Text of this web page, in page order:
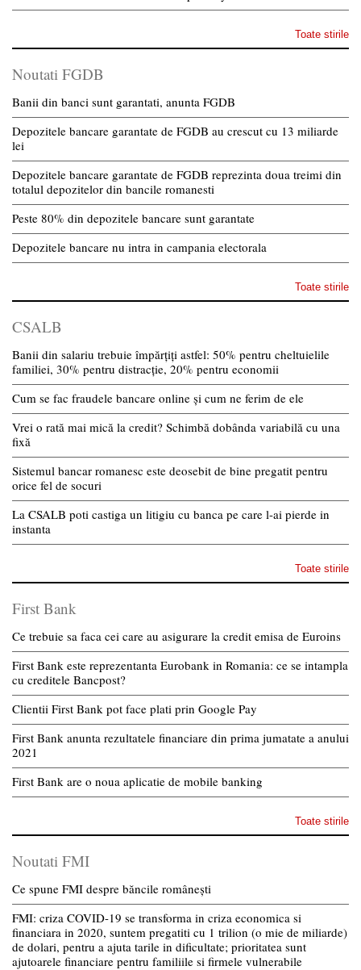
Toate stirile
Noutati FGDB
Banii din banci sunt garantati, anunta FGDB
Depozitele bancare garantate de FGDB au crescut cu 13 miliarde
lei
Depozitele bancare garantate de FGDB reprezinta doua treimi din
totalul depozitelor din bancile romanesti
Peste 80% din depozitele bancare sunt garantate
Depozitele bancare nu intra in campania electorala
Toate stirile
CSALB
Banii din salariu trebuie împărțiți astfel: 50% pentru cheltuielile
familiei, 30% pentru distracție, 20% pentru economii
Cum se fac fraudele bancare online și cum ne ferim de ele
Vrei o rată mai mică la credit? Schimbă dobânda variabilă cu una
fixă
Sistemul bancar romanesc este deosebit de bine pregatit pentru
orice fel de socuri
La CSALB poti castiga un litigiu cu banca pe care l-ai pierde in
instanta
Toate stirile
First Bank
Ce trebuie sa faca cei care au asigurare la credit emisa de Euroins
First Bank este reprezentanta Eurobank in Romania: ce se intampla
cu creditele Bancpost?
Clientii First Bank pot face plati prin Google Pay
First Bank anunta rezultatele financiare din prima jumatate a anului
2021
First Bank are o noua aplicatie de mobile banking
Toate stirile
Noutati FMI
Ce spune FMI despre băncile românești
FMI: criza COVID-19 se transforma in criza economica si
financiara in 2020, suntem pregatiti cu 1 trilion (o mie de miliarde)
de dolari, pentru a ajuta tarile in dificultate; prioritatea sunt
ajutoarele financiare pentru familiile si firmele vulnerabile